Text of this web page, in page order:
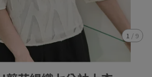
1 / 9